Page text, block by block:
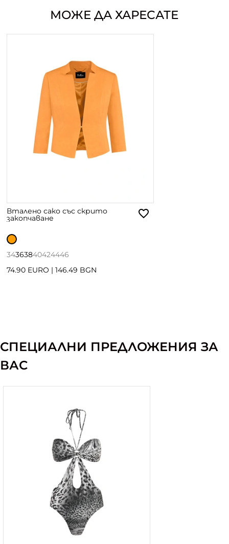
МОЖЕ ДА ХАРЕСАТЕ
Вталено сако със скрито
закопчаване
34363840424446
74.90 EURO | 146.49 BGN
СПЕЦИАЛНИ ПРЕДЛОЖЕНИЯ ЗА
ВАС